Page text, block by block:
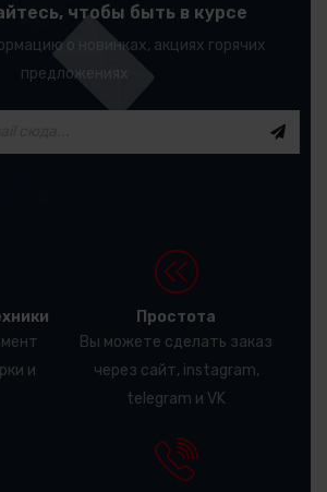
чтобы быть в курсе
о новинках, акциях горячих
предложениях
и
Простота
Вы можете сделать заказ
через сайт, instagram,
telegram и VK